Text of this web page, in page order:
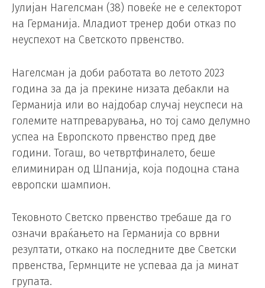
Јулијан Нагелсман (38) повеќе не е селекторот
на Германија. Младиот тренер доби отказ по
неуспехот на Светското првенство.
Нагелсман ја доби работата во летото 2023
година за да ја прекине низата дебакли на
Германија или во најдобар случај неуспеси на
големите натпреварувања, но тој само делумно
успеа на Европското првенство пред две
години. Тогаш, во четвртфиналето, беше
елиминиран од Шпанија, која подоцна стана
европски шампион.
Тековното Светско првенство требаше да го
означи враќањето на Германија со врвни
резултати, откако на последните две Светски
првенства, Гермнците не успеваа да ја минат
групата.